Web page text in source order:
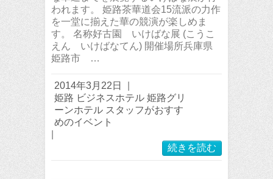
われます。 姫路茶華道会15流派の力作
を一堂に揃えた華の競演が楽しめま
す。 名称好古園 いけばな展 (こうこ
えん いけばなてん) 開催場所兵庫県
姫路市 …
2014年3月22日
姫路 ビジネスホテル 姫路グリ
ーンホテル スタッフがおすす
めのイベント
続きを読む